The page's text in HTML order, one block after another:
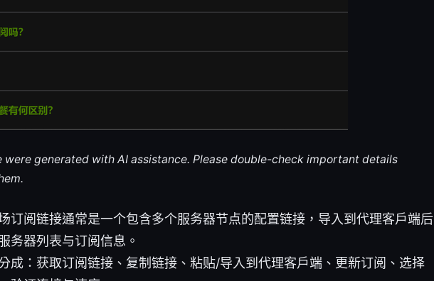
generated with AI assistance. Please double-check important details
订阅链接通常是一个包含多个服务器节点的配置链接，导入到代理客户端后
务器列表与订阅信息。
成：获取订阅链接、复制链接、粘贴/导入到代理客户端、更新订阅、选择